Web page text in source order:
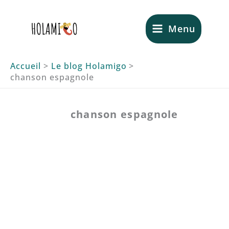
Menu
Accueil
Le blog Holamigo
chanson espagnole
chanson espagnole